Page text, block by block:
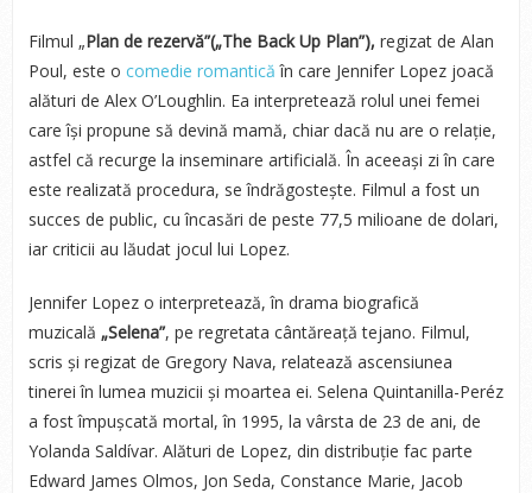
Filmul „Plan de rezervă”(„The Back Up Plan”), regizat de Alan
Poul, este o comedie romantică în care Jennifer Lopez joacă
alături de Alex O’Loughlin. Ea interpretează rolul unei femei
care își propune să devină mamă, chiar dacă nu are o relație,
astfel că recurge la inseminare artificială. În aceeași zi în care
este realizată procedura, se îndrăgostește. Filmul a fost un
succes de public, cu încasări de peste 77,5 milioane de dolari,
iar criticii au lăudat jocul lui Lopez.
Jennifer Lopez o interpretează, în drama biografică
muzicală „Selena”, pe regretata cântăreață tejano. Filmul,
scris și regizat de Gregory Nava, relatează ascensiunea
tinerei în lumea muzicii și moartea ei. Selena Quintanilla-Peréz
a fost împușcată mortal, în 1995, la vârsta de 23 de ani, de
Yolanda Saldívar. Alături de Lopez, din distribuție fac parte
Edward James Olmos, Jon Seda, Constance Marie, Jacob